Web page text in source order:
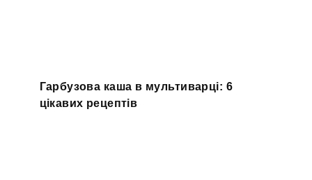
Гарбузова каша в мультиварці: 6
цікавих рецептів